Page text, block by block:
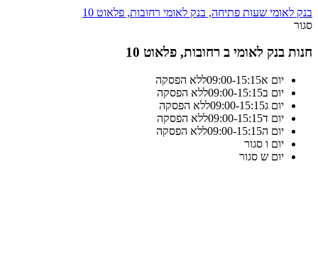
בנק לאומי שעות פתיחה, בנק לאומי רחובות, פלאוט 10
סגור
חנות בנק לאומי ב רחובות, פלאוט 10
יום א 09:00-15:15
ללא הפסקה
יום ב
09:00-15:15
ללא הפסקה
יום ג
09:00-15:15
ללא הפסקה
יום ד
09:00-15:15
ללא הפסקה
יום ה
09:00-15:15
ללא הפסקה
יום ו סגור
יום ש סגור